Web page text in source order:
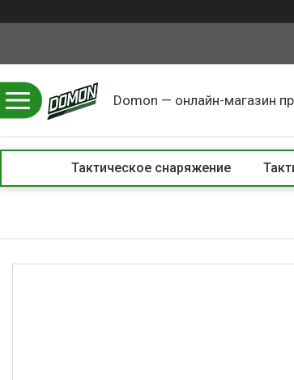
Domon — онлайн-магазин
Тактическое снаряжение